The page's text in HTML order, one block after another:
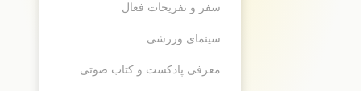
سفر و تفریحات فعال
سینمای ورزشی
معرفی پادکست و کتاب صوتی